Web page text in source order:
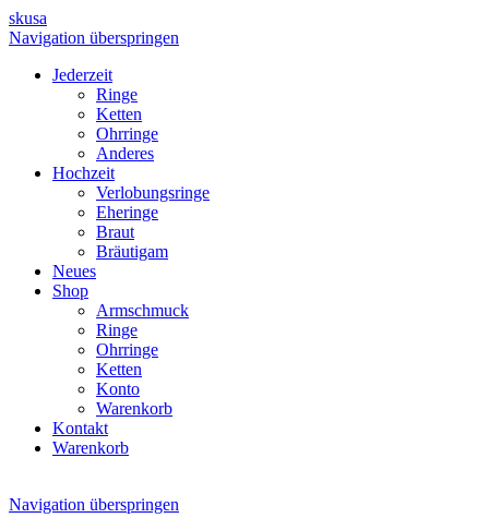
skusa
Navigation überspringen
Jederzeit
Ringe
Ketten
Ohrringe
Anderes
Hochzeit
Verlobungsringe
Eheringe
Braut
Bräutigam
Neues
Shop
Armschmuck
Ringe
Ohrringe
Ketten
Konto
Warenkorb
Kontakt
Warenkorb
Navigation überspringen